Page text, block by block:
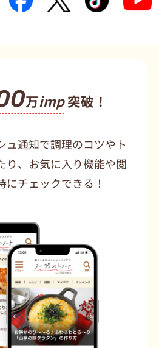
万imp突破！
ュ通知で調理のコツやト
り、お気に入り機能や閲
にチェックできる！